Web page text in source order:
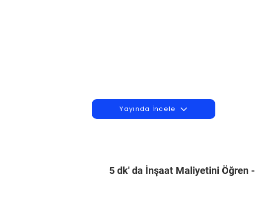
Yayında İncele
5 dk' da İnşaat Maliyetini Öğren -